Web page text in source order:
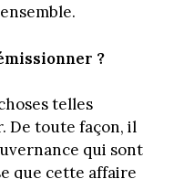
?
telles
De toute façon, il
qui sont
que cette affaire